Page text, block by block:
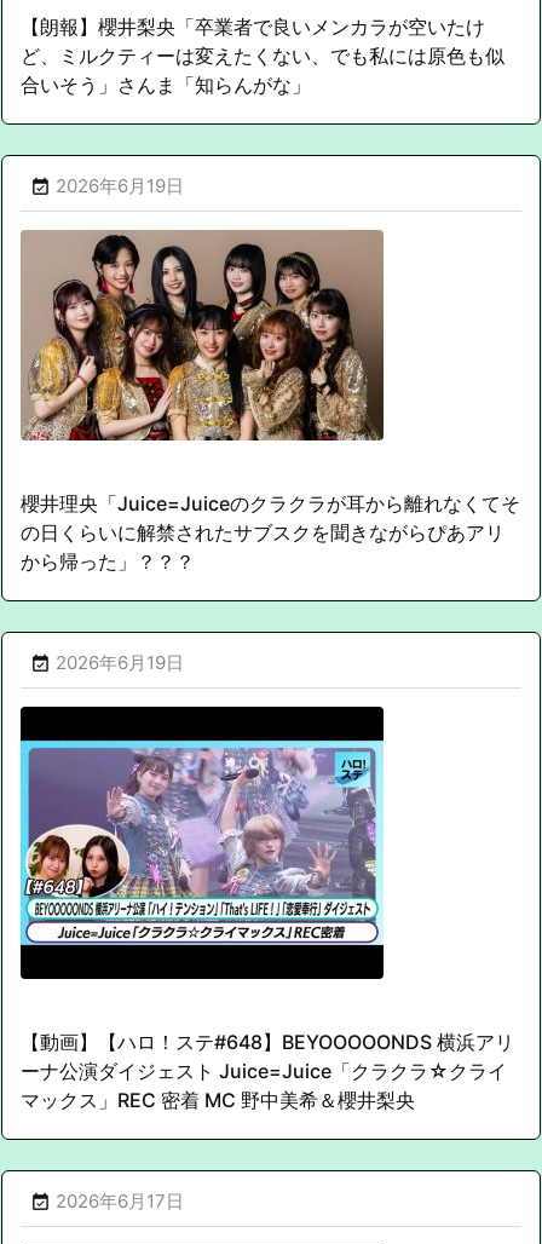
【朗報】櫻井梨央「卒業者で良いメンカラが空いたけ
ど、ミルクティーは変えたくない、でも私には原色も似
合いそう」さんま「知らんがな」
 2026年6月19日
櫻井理央「Juice=Juiceのクラクラが耳から離れなくてそ
の日くらいに解禁されたサブスクを聞きながらぴあアリ
から帰った」？？？
 2026年6月19日
【動画】【ハロ！ステ#648】BEYOOOOONDS 横浜アリ
ーナ公演ダイジェスト Juice=Juice「クラクラ☆クライ
マックス」REC 密着 MC 野中美希＆櫻井梨央
 2026年6月17日